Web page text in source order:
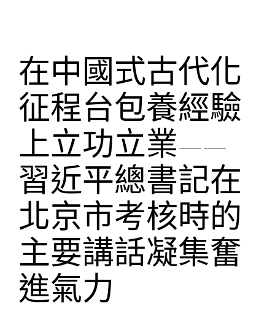
在中國式古代化
征程台包養經驗
上立功立業——
習近平總書記在
北京市考核時的
主要講話凝集奮
進氣力